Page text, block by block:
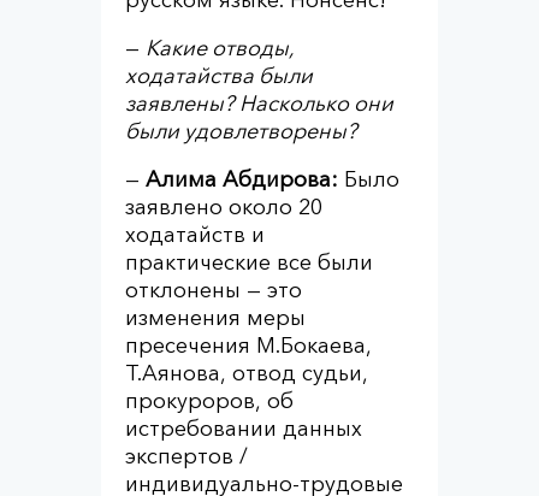
— Какие отводы,
ходатайства были
заявлены? Насколько они
были удовлетворены?
— Алима Абдирова: Было
заявлено около 20
ходатайств и
практические все были
отклонены — это
изменения меры
пресечения М.Бокаева,
Т.Аянова, отвод судьи,
прокуроров, об
истребовании данных
экспертов /
индивидуально-трудовые